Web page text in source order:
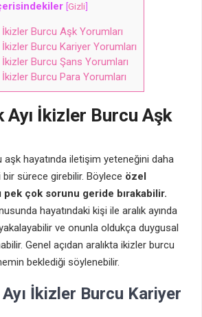
[Gizli]
İkizler Burcu Aşk Yorumları
İkizler Burcu Kariyer Yorumları
İkizler Burcu Şans Yorumları
İkizler Burcu Para Yorumları
Ayı İkizler Burcu Aşk
aşk hayatında iletişim yeteneğini daha
sürece girebilir. Böylece özel
pek çok sorunu geride bırakabilir.
hayatındaki kişi ile aralık ayında
ve onunla oldukça duygusal
Genel açıdan aralıkta ikizler burcu
beklediği söylenebilir.
İkizler Burcu Kariyer